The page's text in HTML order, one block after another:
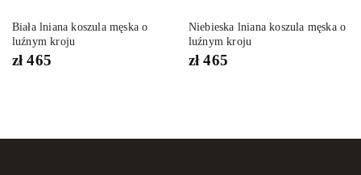
Biała lniana koszula męska o
luźnym kroju
zł465
Niebieska lniana koszula męska o
luźnym kroju
zł465